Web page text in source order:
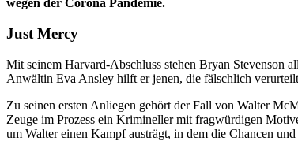
wegen der Corona Pandemie.
Just Mercy
Mit seinem Harvard-Abschluss stehen Bryan Stevenson
Anwältin Eva Ansley hilft er jenen, die fälschlich
Zu seinen ersten Anliegen gehört der Fall von Walter
Zeuge im Prozess ein Krimineller mit fragwürdigen
um Walter einen Kampf austrägt, in dem die Chancen und